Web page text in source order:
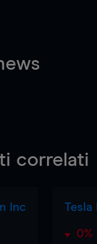
correlati
Inc Tesla
0%